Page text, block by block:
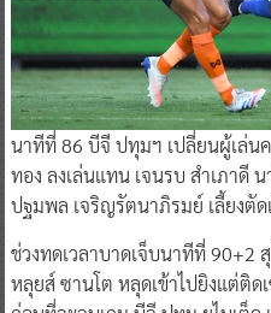
นาทีที่ 86 บีจี ปทุมฯ เปลี่ยนผู้เล่น
ทอง ลงเล่นแทน เจนรบ สำเภาดี
ปฐมพล เจริญรัตนาภิรมย์ เลี้ยงตั
ช่วงทดเวลาบาดเจ็บนาทีที่ 90+2
หลุยส์ ซานโต หลุดเข้าไปยิงแต่ติ